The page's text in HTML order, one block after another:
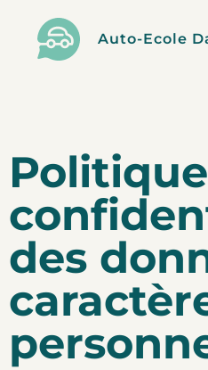
Auto-Ecole
des